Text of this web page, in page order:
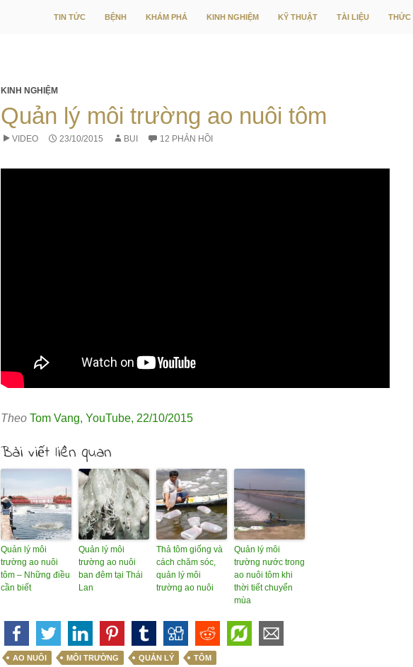
TIN TỨC
BỆNH KHÁM PHÁ KINH NGHIỆM KỸ THUẬT TÀI LIỆU THỨC
KINH NGHIỆM
Quản lý môi trường ao nuôi tôm
VIDEO 23/10/2015 BUI 12 PHẢN HỒI
Theo Tom Vang, YouTube, 22/10/2015
Bài viết liên quan
Quản lý môi
trường ao nuôi
tôm – Những điều
cần biết
Quản lý môi
trường ao nuôi
ban đêm tại Thái
Lan
Thả tôm giống và
cách chăm sóc,
quản lý môi
trường ao nuôi
Quản lý môi
trường nước trong
ao nuôi tôm khi
thời tiết chuyển
mùa
AO NUÔI MÔI TRƯỜNG QUẢN LÝ TÔM